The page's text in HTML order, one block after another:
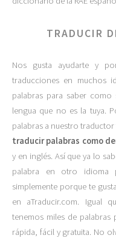
TRADUCIR
Nos gusta ayudarte y
traducciones en muchos
palabras para saber
lengua que no es la tuya.
palabras a nuestro
traducir palabras como
y en inglés. Así que ya lo
palabra en otro
simplemente porque te
en aTraducir.com. Igual
tenemos miles de palabras
rápida, fácil y gratuita. No